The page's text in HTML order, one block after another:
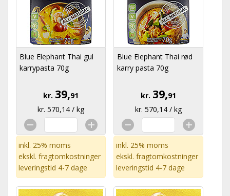
Blue Elephant Thai gul
karrypasta 70g
kr. 39,91
kr. 570,14 / kg
inkl. 25% moms
ekskl. fragtomkostninger
leveringstid 4-7 dage
Blue Elephant Thai rød
karry pasta 70g
kr. 39,91
kr. 570,14 / kg
inkl. 25% moms
ekskl. fragtomkostninger
leveringstid 4-7 dage